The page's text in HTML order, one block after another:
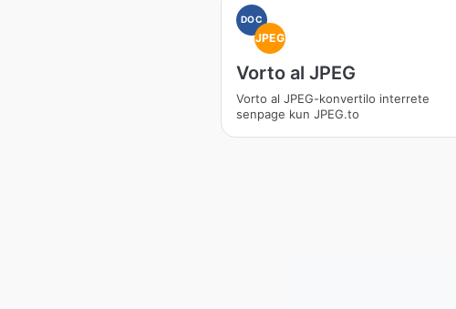
DOC
JPEG
Vorto al JPEG
Vorto al JPEG-konvertilo interrete
senpage kun JPEG.to